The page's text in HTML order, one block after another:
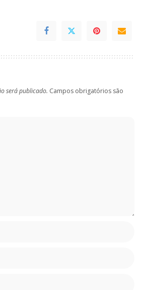
será publicado. Campos obrigatórios são